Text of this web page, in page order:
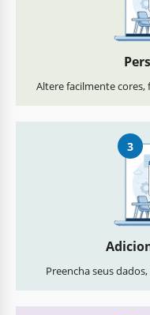
Altere facilmente
3
Preencha seus